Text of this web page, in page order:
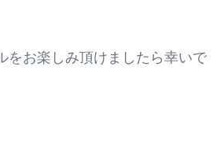
をお楽しみ頂けましたら幸いで